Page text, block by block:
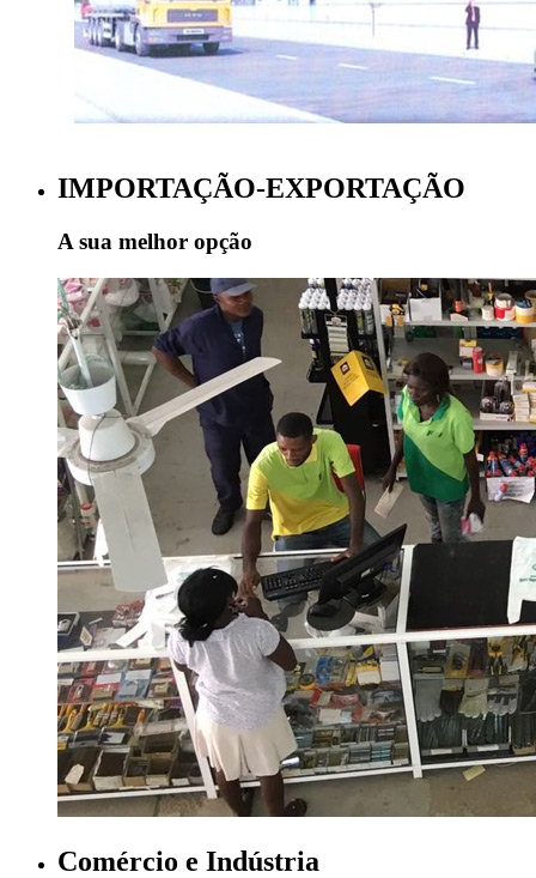
IMPORTAÇÃO-EXPORTAÇÃO
A sua melhor opção
Comércio e Indústria